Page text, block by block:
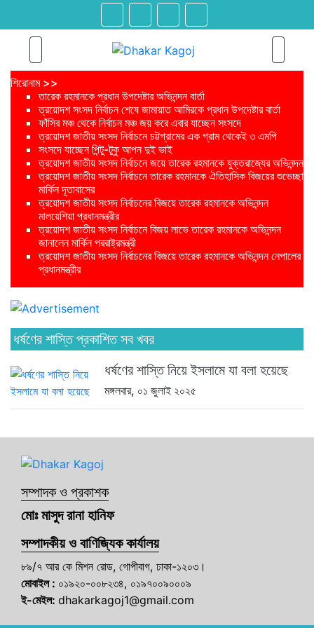
শিরোনাম >>
তারেক রহমানকে প্রধান উপদেষ্টার অভিনন্দন বার্তা
ত্রয়োদশ সংসদ নির্বাচন শেষে জামায়াত আমিরকে প্রধান উপদেষ্টার বার্তা
ফাঁসির মঞ্চ থেকে নির্বাচন মঞ্চ জয় করে এবার যাচ্ছেন সংসদে
ত্রয়োদশ জাতীয় সংসদ নির্বাচনে চট্টগ্রামের এক গ্রাম থেকেই ৩ এমপি
সংসদে যাচ্ছেন পিন্টু-টুকু আপন দুই ভাই
ত্রয়োদশ জাতীয় সংসদ নির্বাচনে জয়ে তারেক রহমানকে যুক্তরাজ্যের অভিনন্দন
ত্রয়োদশ জাতীয় সংসদ নির্বাচনে তারেক রহমানকে ঐতিহাসিক বিজয়ের শুভেচ্ছা
মার্কিন দূতাবাসের
ত্রয়োদশ জাতীয় সংসদ নির্বাচনের বিজয়ে তারেক রহমানকে অভিনন্দন
মালয়েশিয়া প্রধানমন্ত্রীর
ত্রয়োদশ জাতীয় সংসদ নির্বাচনে বিজয় লাভে তারেক রহমানকে অভিনন্দন
জানালেন মার্কিন পররাষ্ট্রমন্ত্রী
ত্রয়োদশ জাতীয় সংসদ নির্বাচনের বিজয়ে তারেক রহমানকে অভিনন্দন নেপালের
প্রধানমন্ত্রীর
ধর্ষণের শাস্তি প্রকাশিত সব খবর
ধর্ষণের শাস্তি নিয়ে ইসলামে যা বলা হয়েছে
মঙ্গলবার, ০১ জুলাই ২০২৫
সম্পাদক ও প্রকাশক
মোঃ মাসুদ রানা হানিফ
সম্পাদকীয় ও বাণিজ্যিক কার্যালয়
৮৯/৭ আর কে মিশন রোড, গোপীবাগ, ঢাকা-১২০৩।
মোবাইল : ০১৯২০-০০৮২৩৪, ০১৯৭০০৯০০০৯
ই-মেইল: dhakarkagoj1@gmail.com